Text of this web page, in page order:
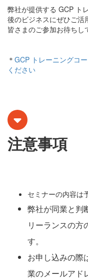
弊社が提供する GCP ト
後のビジネスにぜひご活
皆さまのご参加お待ちし
＊ GCP トレーニングコ
ください
注意事項
セミナーの内容は
弊社が同業と判
リーランスの方
す。
お申し込みの際
業のメールアド